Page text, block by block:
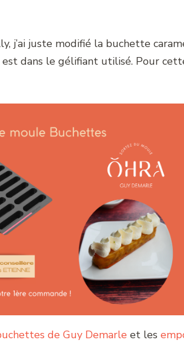
j’ai juste modifié la buchette
dans le gélifiant utilisé. Pour
de Guy Demarle et les